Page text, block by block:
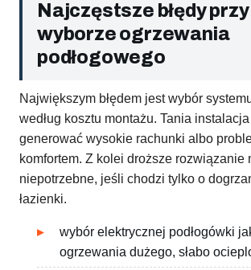
Najczęstsze błędy przy
wyborze ogrzewania
podłogowego
Największym błędem jest wybór
według kosztu montażu. Tania
generować wysokie rachunki albo
komfortem. Z kolei droższe rozwiązanie
niepotrzebne, jeśli chodzi tylko o
łazienki.
wybór elektrycznej podłogówki
ogrzewania dużego, słabo